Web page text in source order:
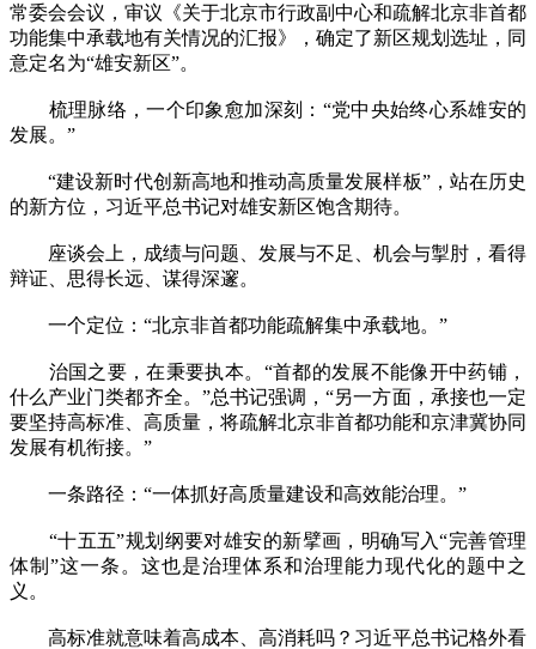
常委会会议，审议《关于北京市行政副中心和疏解北京非首都
功能集中承载地有关情况的汇报》，确定了新区规划选址，同
意定名为“雄安新区”。
梳理脉络，一个印象愈加深刻：“党中央始终心系雄安的
发展。”
“建设新时代创新高地和推动高质量发展样板”，站在历史
的新方位，习近平总书记对雄安新区饱含期待。
座谈会上，成绩与问题、发展与不足、机会与掣肘，看得
辩证、思得长远、谋得深邃。
一个定位：“北京非首都功能疏解集中承载地。”
治国之要，在秉要执本。“首都的发展不能像开中药铺，
什么产业门类都齐全。”总书记强调，“另一方面，承接也一定
要坚持高标准、高质量，将疏解北京非首都功能和京津冀协同
发展有机衔接。”
一条路径：“一体抓好高质量建设和高效能治理。”
“十五五”规划纲要对雄安的新擘画，明确写入“完善管理
体制”这一条。这也是治理体系和治理能力现代化的题中之
义。
高标准就意味着高成本、高消耗吗？习近平总书记格外看